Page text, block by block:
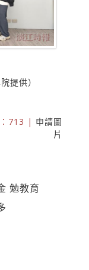
提供）
713 | 申請圖
片
勉教育